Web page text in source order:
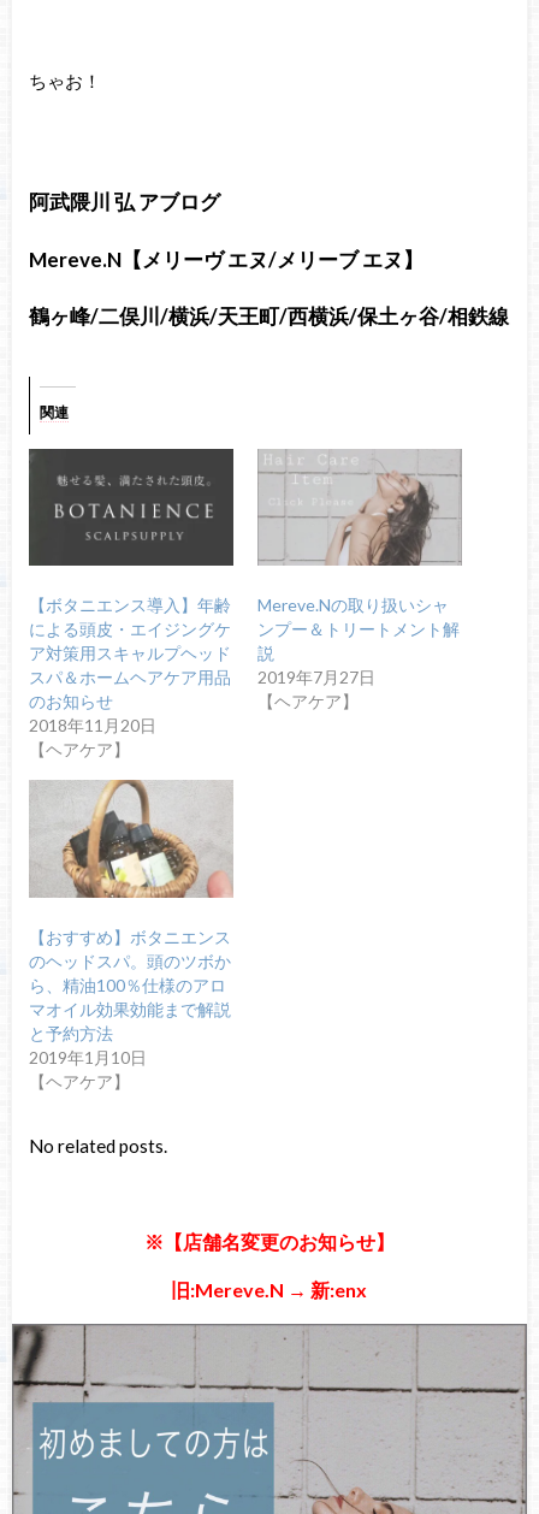
ちゃお！
阿武隈川 弘 アブログ
Mereve.N【メリーヴ エヌ/メリーブ エヌ】
鶴ヶ峰/二俣川/横浜/天王町/西横浜/保土ヶ谷/相鉄線
関連
【ボタニエンス導入】年齢
による頭皮・エイジングケ
ア対策用スキャルプヘッド
スパ＆ホームヘアケア用品
のお知らせ
2018年11月20日
【ヘアケア】
Mereve.Nの取り扱いシャ
ンプー＆トリートメント解
説
2019年7月27日
【ヘアケア】
【おすすめ】ボタニエンス
のヘッドスパ。頭のツボか
ら、精油100％仕様のアロ
マオイル効果効能まで解説
と予約方法
2019年1月10日
【ヘアケア】
No related posts.
※【店舗名変更のお知らせ】
旧:Mereve.N → 新:enx